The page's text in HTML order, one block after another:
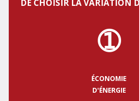
DE CHOISIR LA VARIATION
➀
ÉCONOMIE
D'ÉNERGIE